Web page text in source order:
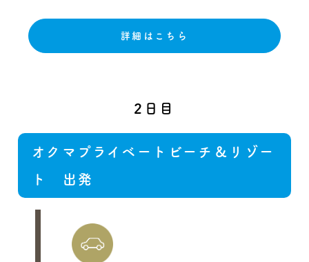
詳細はこちら
2日目
オクマプライベートビーチ＆リゾー
ト 出発